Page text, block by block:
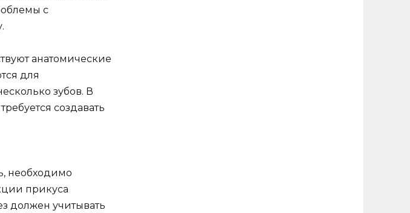
с
анатомические
для
зубов. В
создавать
необходимо
прикуса
должен учитывать